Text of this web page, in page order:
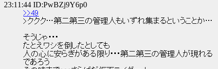
23:11:44 ID:PwBZj9Y6p0
>>49
>ククク…第二第三の管理人もいずれ集まるということか…
そうじゃ･･･
たとえワシを倒したとしても
人の心に安らぎがある限り･･･第二第三の管理人が現れる
であろう